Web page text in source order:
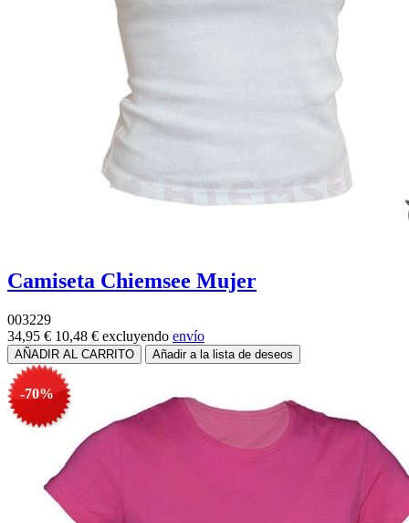
Camiseta Chiemsee Mujer
003229
34,95 € 10,48 € excluyendo envío
-70%